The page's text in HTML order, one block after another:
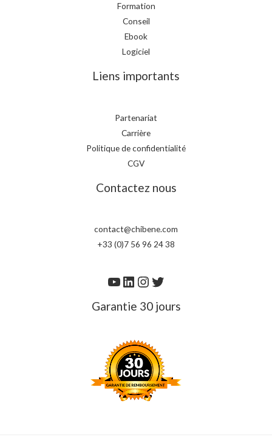
Formation
Conseil
Ebook
Logiciel
Liens importants
Partenariat
Carrière
Politique de confidentialité
CGV
Contactez nous
contact@chibene.com
+33 (0)7 56 96 24 38
Garantie 30 jours